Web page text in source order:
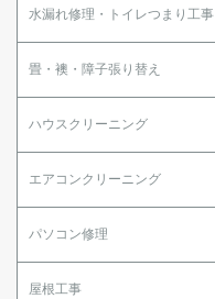
水漏れ修理・トイレつまり工事
畳・襖・障子張り替え
ハウスクリーニング
エアコンクリーニング
パソコン修理
屋根工事